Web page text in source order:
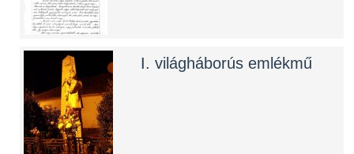
I. világháborús emlékmű